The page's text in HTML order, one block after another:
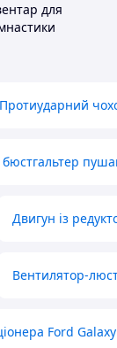
для
Протиударний
бюстгальтер
Двигун із
Вентилятор-
Ford